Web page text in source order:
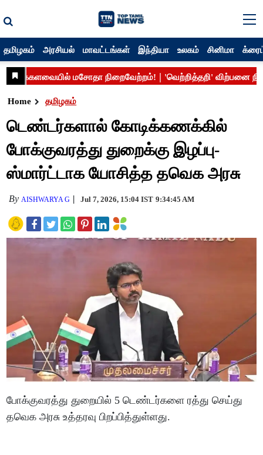
தமிழகம் அரசியல் மாவட்டங்கள் இந்தியா உலகம் சினிமா
Home தமிழகம்
டெண்டர்களால் கோடிக்கணக்கில்
போக்குவரத்து துறைக்கு இழப்பு-
ஸ்மார்ட்டாக யோசித்த தவெக அரசு
By AISHWARYA G Jul 7, 2026, 15:04 IST 9:34:45 AM
போக்குவரத்து துறையில் 5 டெண்டர்களை ரத்து செய்து
தவெக அரசு உத்தரவு பிறப்பித்துள்ளது.